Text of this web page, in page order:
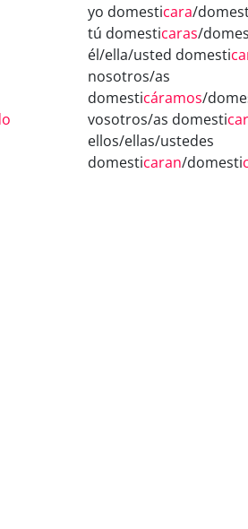
yo domesticara/
tú domesticaras/
él/ella/usted domesti
nosotros/as
domesticáramos/
vosotros/as domesti
ellos/ellas/ustedes
domesticaran/domesti